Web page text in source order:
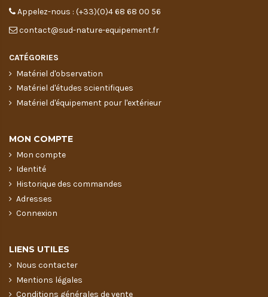
Appelez-nous : (+33)(0)4 68 68 00 56
contact@sud-nature-equipement.fr
CATÉGORIES
Matériel d'observation
Matériel d'études scientifiques
Matériel d'équipement pour l'extérieur
MON COMPTE
Mon compte
Identité
Historique des commandes
Adresses
Connexion
LIENS UTILES
Nous contacter
Mentions légales
Conditions générales de vente